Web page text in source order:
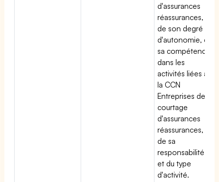
d'assurances
réassurances,
de son degré
d'autonomie, de
sa compétence
dans les
activités liées à
la CCN
Entreprises de
courtage
d'assurances
réassurances,
de sa
responsabilité
et du type
d'activité.